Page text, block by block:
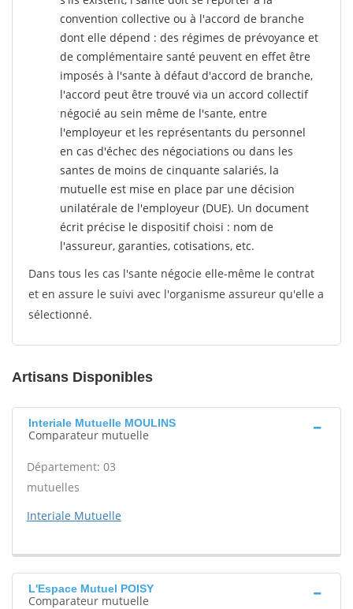
convention collective ou à l'accord de branche
dont elle dépend : des régimes de prévoyance et
de complémentaire santé peuvent en effet être
imposés à l'sante à défaut d'accord de branche,
l'accord peut être trouvé via un accord collectif
négocié au sein même de l'sante, entre
l'employeur et les représentants du personnel
en cas d'échec des négociations ou dans les
santes de moins de cinquante salariés, la
mutuelle est mise en place par une décision
unilatérale de l'employeur (DUE). Un document
écrit précise le dispositif choisi : nom de
l'assureur, garanties, cotisations, etc.
Dans tous les cas l'sante négocie elle-même le contrat
et en assure le suivi avec l'organisme assureur qu'elle a
sélectionné.
Artisans Disponibles
Interiale Mutuelle MOULINS
Comparateur mutuelle
Département: 03
mutuelles
Interiale Mutuelle
L'Espace Mutuel POISY
Comparateur mutuelle